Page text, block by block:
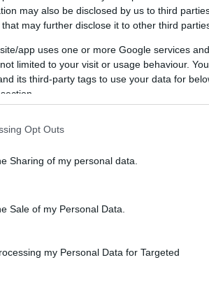
may also be disclosed by us to third
that may further disclose it to other third
app uses one or more Google services
limited to your visit or usage behaviour.
its third-party tags to use your data for
Opt Outs
Sharing of my personal data.
Sale of my Personal Data.
my Personal Data for Targeted